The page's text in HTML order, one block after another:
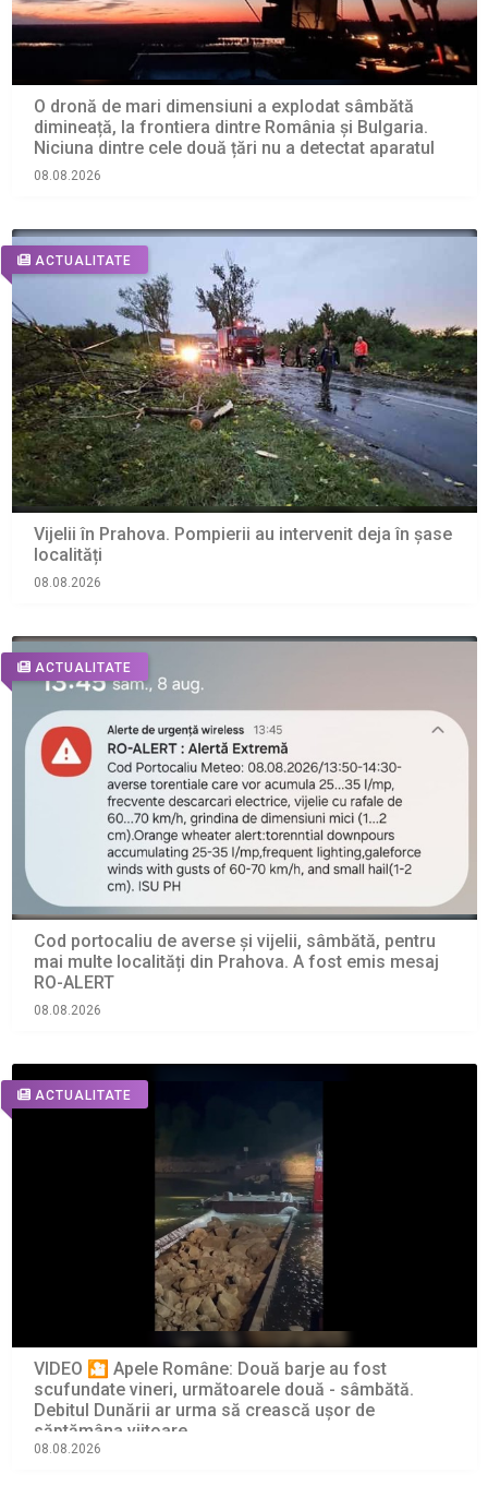
O dronă de mari dimensiuni a explodat sâmbătă
dimineață, la frontiera dintre România și Bulgaria.
Niciuna dintre cele două țări nu a detectat aparatul
08.08.2026
ACTUALITATE
Vijelii în Prahova. Pompierii au intervenit deja în șase
localități
08.08.2026
ACTUALITATE
Cod portocaliu de averse și vijelii, sâmbătă, pentru
mai multe localități din Prahova. A fost emis mesaj
RO-ALERT
08.08.2026
ACTUALITATE
VIDEO 🎦 Apele Române: Două barje au fost
scufundate vineri, următoarele două - sâmbătă.
Debitul Dunării ar urma să crească ușor de
săptămâna viitoare
08.08.2026